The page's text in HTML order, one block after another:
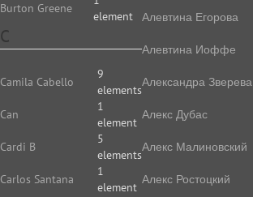
Burton Greene
element
C
Camila Cabello
9
elements
Can
1
element
Cardi B
5
elements
Carlos Santana
1
element
Алевтина Егорова
Алевтина Иоффе
Алек­сан­дра Зве­ре­ва
Алекс Дубас
Алекс Малиновский
Алекс Ростоцкий